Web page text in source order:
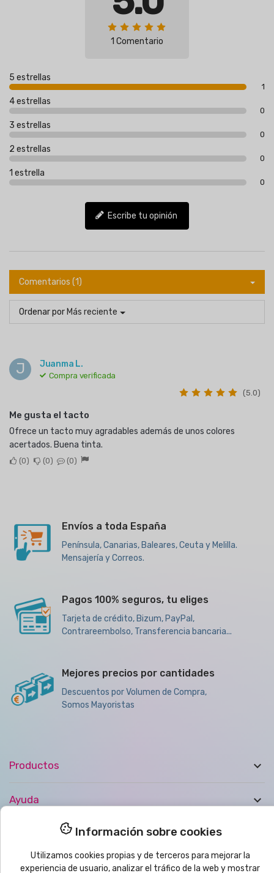
1 Comentario
5 estrellas
1
4 estrellas
0
3 estrellas
0
2 estrellas
0
1 estrella
0
Escribe tu opinión
Comentarios (1)
Ordenar por Más reciente
J Juanma L.
Compra verificada
(5.0)
Me gusta el tacto
Ofrece un tacto muy agradables además de unos colores
acertados. Buena tinta.
0 0 0
Envíos a toda España
Península, Canarias, Baleares, Ceuta y Melilla.
Mensajería y Correos.
Pagos 100% seguros, tu eliges
Tarjeta de crédito, Bizum, PayPal,
Contrareembolso, Transferencia bancaria...
Mejores precios por cantidades
Descuentos por Volumen de Compra,
Somos Mayoristas
Productos 
Ayuda 
Boletín de noticiasInformación sobre cookies
Utilizamos cookies propias y de terceros para mejorar la
experiencia de usuario, analizar el tráfico de la web y mostrar